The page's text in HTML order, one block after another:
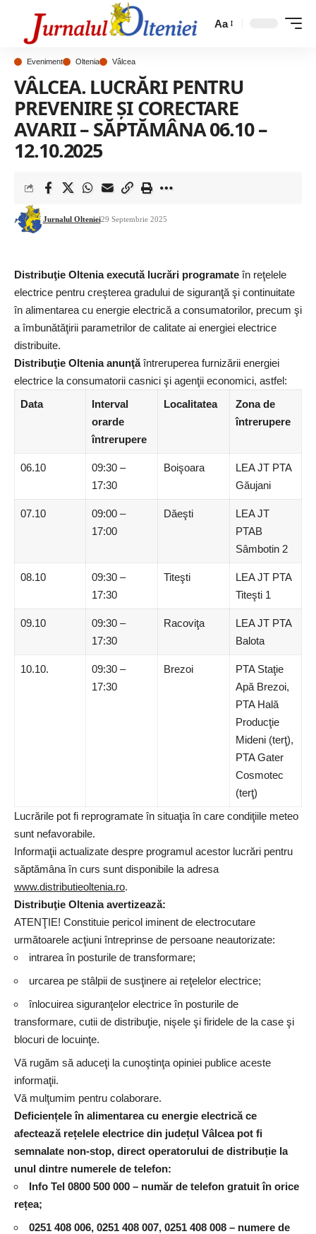
Aa
Eveniment Oltenia Vâlcea
VÂLCEA. LUCRĂRI PENTRU
PREVENIRE ȘI CORECTARE
AVARII – SĂPTĂMÂNA 06.10 –
12.10.2025
Jurnalul Olteniei29 Septembrie 2025
Distribuţie Olteniaexecută lucrări programate în reţelele
electrice pentru creşterea gradului de siguranţă şi continuitate
în alimentarea cu energie electrică a consumatorilor, precum şi
a îmbunătăţirii parametrilor de calitate ai energiei electrice
distribuite.
Distribuţie Oltenia anunţăîntreruperea furnizării energiei
electrice la consumatorii casnici şi agenţii economici, astfel:
Data
Interval
orarde
întrerupere
Localitatea
Zona de
întrerupere
06.10
09:30 –
17:30
Boişoara
LEA JT PTA
Găujani
07.10
09:00 –
17:00
Dăeşti
LEA JT
PTAB
Sâmbotin 2
08.10
09:30 –
17:30
Titeşti
LEA JT PTA
Titeşti 1
09.10
09:30 –
17:30
Racoviţa
LEA JT PTA
Balota
10.10.
09:30 –
17:30
Brezoi
PTA Staţie
Apă Brezoi,
PTA Hală
Producţie
Mideni (terţ),
PTA Gater
Cosmotec
(terţ)
Lucrările pot fi reprogramate în situaţia în care condiţiile meteo
sunt nefavorabile.
Informaţii actualizate despre programul acestor lucrări pentru
săptămâna în curs sunt disponibile la adresa
www.distributieoltenia.ro.
Distribuţie Oltenia avertizează:
ATENŢIE! Constituie pericol iminent de electrocutare
următoarele acţiuni întreprinse de persoane neautorizate:
intrarea în posturile de transformare;
urcarea pe stâlpii de susţinere ai reţelelor electrice;
înlocuirea siguranţelor electrice în posturile de
transformare, cutii de distribuţie, nişele şi firidele de la case şi
blocuri de locuinţe.
Vă rugăm să aduceţi la cunoştinţa opiniei publice aceste
informaţii.
Vă mulţumim pentru colaborare.
Deficiențele în alimentarea cu energie electrică ce
afectează rețelele electrice din județul Vâlcea pot fi
semnalate non-stop, direct operatorului de distribuție la
unul dintre numerele de telefon:
Info Tel 0800 500 000 – număr de telefon gratuit în orice
rețea;
0251 408 006, 0251 408 007, 0251 408 008 – numere de